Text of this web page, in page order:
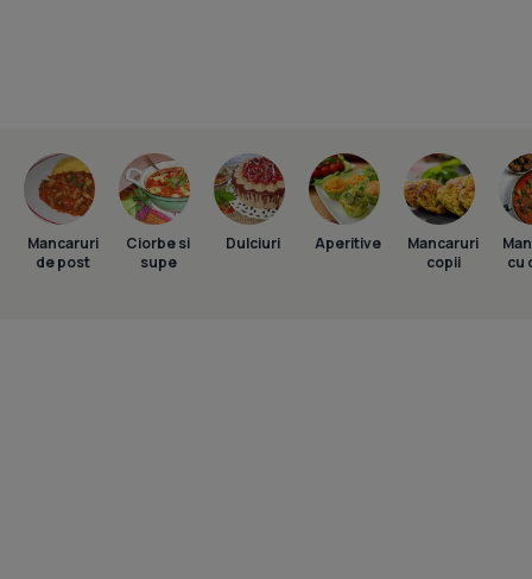
Mancaruri
de post
Ciorbe si
supe
Dulciuri Aperitive
Mancaruri
copii
cu